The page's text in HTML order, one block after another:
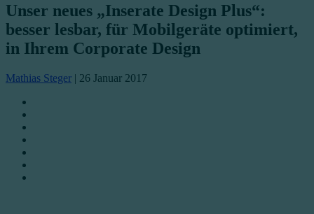
Unser neues „Inserate Design Plus“:
besser lesbar, für Mobilgeräte optimiert,
in Ihrem Corporate Design
Mathias Steger | 26 Januar 2017